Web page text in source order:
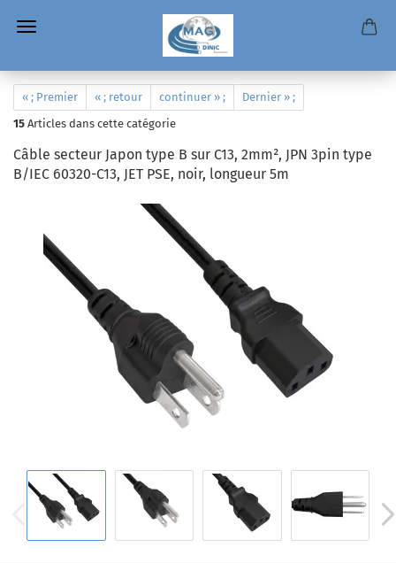
« ; Premier « ; retour continuer » ;
Dernier » ;
15 Articles dans cette catégorie
Câble secteur Japon type B sur C13, 2mm², JPN 3pin type
B/IEC 60320-C13, JET PSE, noir, longueur 5m